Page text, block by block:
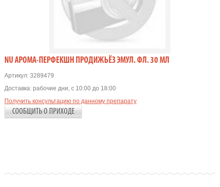
NU АРОМА-ПЕРФЕКШН ПРОДИЖЬЁЗ ЭМУЛ. ФЛ. 30 МЛ
Артикул:3289479
Доставка: рабочие дни, с 10:00 до 18:00
Получить консультацию по данному препарату
СООБЩИТЬ О ПРИХОДЕ